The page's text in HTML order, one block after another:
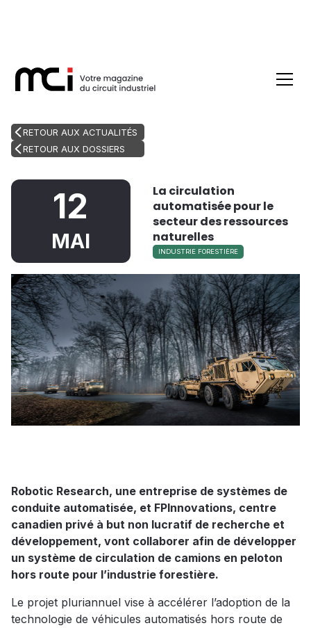
RETOUR AUX ACTUALITÉS
RETOUR AUX DOSSIERS
12
MAI
La circulation
automatisée pour le
secteur des ressources
naturelles
INDUSTRIE FORESTIÈRE
Robotic Research, une entreprise de systèmes de
conduite automatisée, et FPInnovations, centre
canadien privé à but non lucratif de recherche et
développement, vont collaborer afin de développer
un système de circulation de camions en peloton
hors route pour l’industrie forestière.
Le projet pluriannuel vise à accélérer l’adoption de la
technologie de véhicules automatisés hors route de